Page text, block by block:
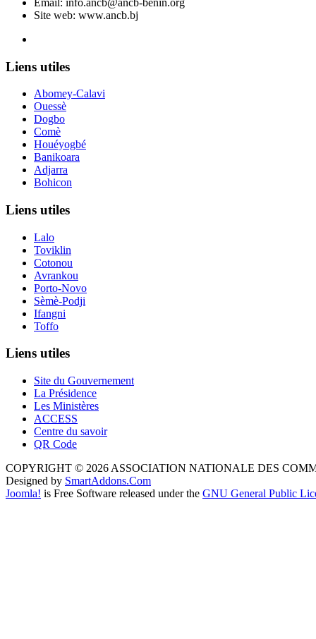
Site web: www.ancb.bj
Liens utiles
Abomey-Calavi
Ouessè
Dogbo
Comè
Houéyogbé
Banikoara
Adjarra
Bohicon
Liens utiles
Lalo
Toviklin
Cotonou
Avrankou
Porto-Novo
Sèmè-Podji
Ifangni
Toffo
Liens utiles
Site du Gouvernement
La Présidence
Les Ministères
ACCESS
Centre du savoir
QR Code
COPYRIGHT © 2026 ASSOCIATION NATIONALE DES
Designed by SmartAddons.Com
Joomla! is Free Software released under the GNU General Public